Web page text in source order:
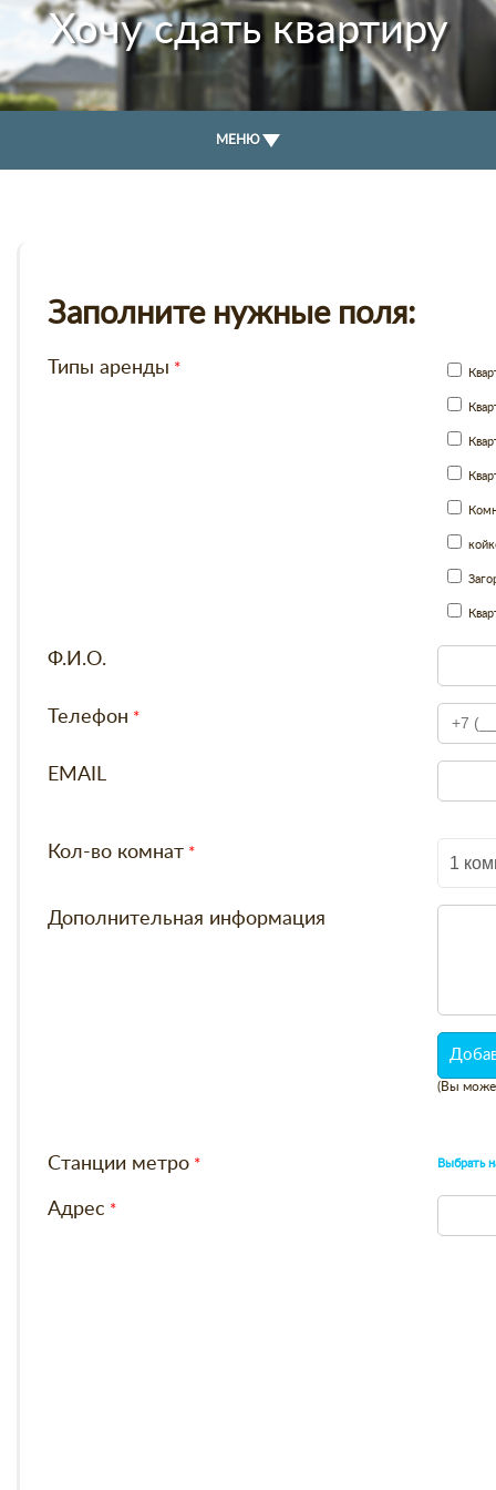
Хочу сдать квартиру
МЕНЮ
Заполните нужные поля:
Типы аренды
Ф.И.О.
Телефон
EMAIL
Кол-во комнат 1
Дополнительная информация
(Вы
Станции метро Выбрать
Адрес